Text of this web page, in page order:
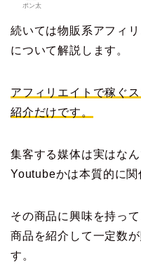
ポン太
続いては物販系アフィ
について解説します。
アフィリエイトで稼ぐ
紹介だけです。
集客する媒体は実はな
Youtubeかは本質的に関
その商品に興味を持っ
商品を紹介して一定数
す。